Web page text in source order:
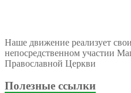
Наше движение реализует
непосредственном участии
Православной Церкви
Полезные ссылки